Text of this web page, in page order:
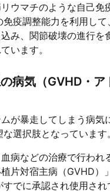
ウマチのような自己免
免疫調整能力を利用し
み、関節破壊の進行を
います。
病気（GVHD・ア
が暴走してしまう病気
選択肢となっています。
病などの治療で行われ
片対宿主病（GVHD）
でに承認され使用され